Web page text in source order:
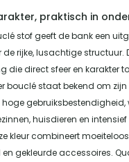
praktisch in
stof geeft de bank een
rijke, lusachtige structuur.
die direct sfeer en karakter
bouclé staat bekend om
hoge
huisdieren en
kleur combineert
gekleurde accessoires.